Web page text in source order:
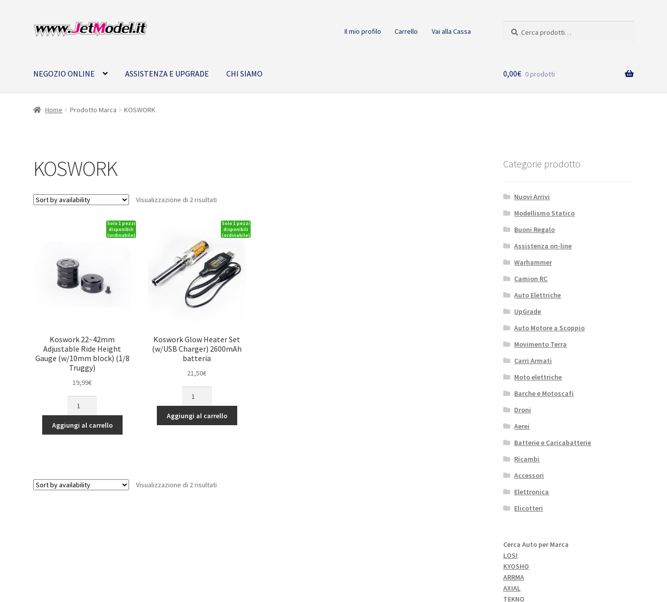
Vai
alla
Vai
al
Il mio profilo Carrello Vai alla Cassa
NEGOZIO ONLINE ASSISTENZA E UPGRADE CHI SIAMO 0,00€ 0 prodotti
Home Prodotto Marca KOSWORK
KOSWORK
Visualizzazione di 2 risultati
Solo 1 pezzi
disponibili
(ordinabile)
Koswork 22~42mm
Adjustable Ride Height
Gauge (w/10mm block) (1/8
Truggy)
19,99€
Adjustable
Ride
block)
(1/8
Aggiungi al carrello
Solo 1 pezzi
disponibili
(ordinabile)
Koswork Glow Heater Set
(w/USB Charger) 2600mAh
batteria
21,50€
Heater
Set
Aggiungi al carrello
Visualizzazione di 2 risultati
Categorie prodotto
Nuovi Arrivi
Modellismo Statico
Buoni Regalo
Assistenza on-line
Warhammer
Camion RC
Auto Elettriche
UpGrade
Auto Motore a Scoppio
Movimento Terra
Carri Armati
Moto elettriche
Barche e Motoscafi
Droni
Aerei
Batterie e Caricabatterie
Ricambi
Accessori
Elettronica
Elicotteri
Cerca Auto per Marca
LOSI
KYOSHO
ARRMA
AXIAL
TEKNO